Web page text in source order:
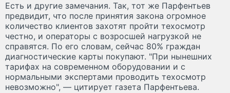
Есть и другие замечания. Так, тот же Парфентьев
предвидит, что после принятия закона огромное
количество клиентов захотят пройти техосмотр
честно, и операторы с возросшей нагрузкой не
справятся. По его словам, сейчас 80% граждан
диагностические карты покупают. "При нынешних
тарифах на современном оборудовании и с
нормальными экспертами проводить техосмотр
невозможно", — цитирует газета Парфентьева.